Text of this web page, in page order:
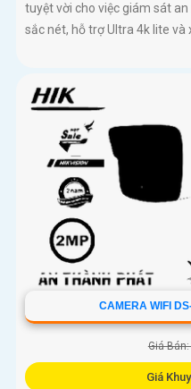
tuyệt vời cho việc giám sát
sắc nét, hỗ trợ Ultra 4k lite và
CAMERA WIFI
Giá
Giá